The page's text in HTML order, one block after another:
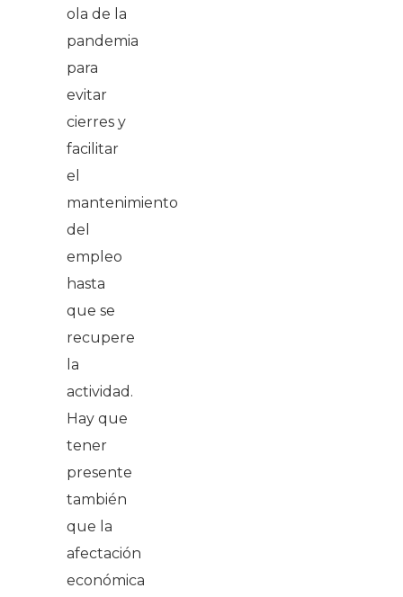
ola de la
pandemia
para
evitar
cierres y
facilitar
el
mantenimiento
del
empleo
hasta
que se
recupere
la
actividad.
Hay que
tener
presente
también
que la
afectación
económica